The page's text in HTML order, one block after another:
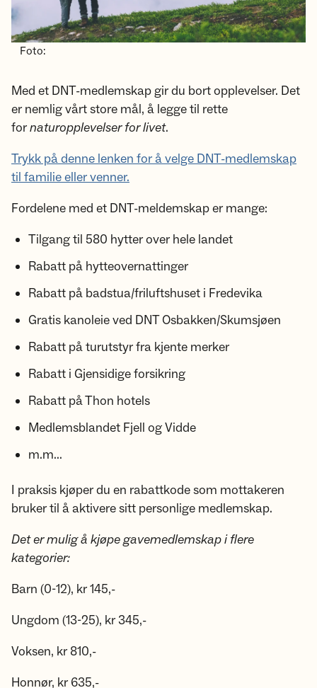
Foto:
Med et DNT-medlemskap gir du bort opplevelser. Det
er nemlig vårt store mål, å legge til rette
fornaturopplevelser for livet.
Trykk på denne lenken for å velge DNT-medlemskap
til familie eller venner.
Fordelene med et DNT-meldemskap er mange:
Tilgang til 580 hytter over hele landet
Rabatt på hytteovernattinger
Rabatt på badstua/friluftshuset i Fredevika
Gratis kanoleie ved DNT Osbakken/Skumsjøen
Rabatt på turutstyr fra kjente merker
Rabatt i Gjensidige forsikring
Rabatt på Thon hotels
Medlemsblandet Fjell og Vidde
m.m...
I praksis kjøper du en rabattkode som mottakeren
bruker til å aktivere sitt personlige medlemskap.
Det er mulig å kjøpe gavemedlemskap i flere
kategorier:
Barn (0-12), kr 145,-
Ungdom (13-25), kr 345,-
Voksen, kr 810,-
Honnør, kr 635,-